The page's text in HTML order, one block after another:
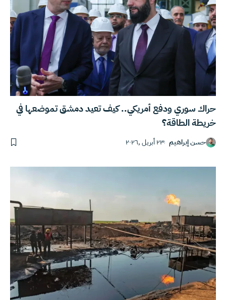
حراك سوري ودفع أمريكي.. كيف تعيد دمشق تموضعها في
خريطة الطاقة؟
حسن إبراهيم ٢٣ أبريل ,٢٠٢٦